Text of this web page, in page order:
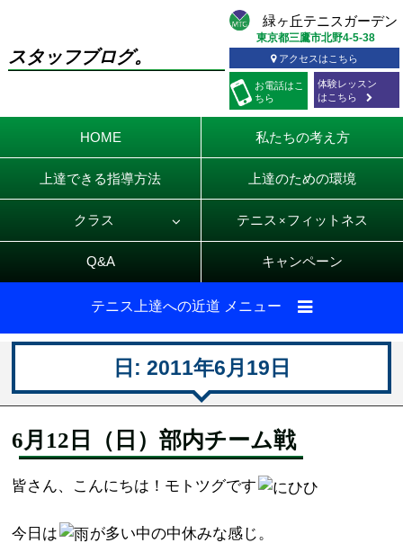
スタッフブログ。
お電話はこ
ちら
東京都三鷹市北野4-5-38
アクセスはこちら
体験レッスン
はこちら
HOME 私たちの考え方
上達できる指導方法 上達のための環境
クラス テニス × フィットネス
Q&A キャンペーン
テニス上達への近道 メニュー
日: 2011年6月19日
6月12日（日）部内チーム戦
皆さん、こんにちは！モトツグです
今日は が多い中の中休みな感じ。